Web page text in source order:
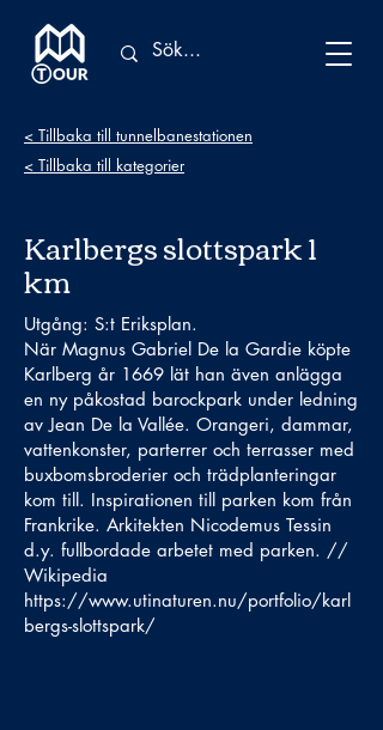
< Tillbaka till tunnelbanestationen
< Tillbaka till kategorier
Karlbergs slottspark 1
km
Utgång: S:t Eriksplan.
När Magnus Gabriel De la Gardie köpte
Karlberg år 1669 lät han även anlägga
en ny påkostad barockpark under ledning
av Jean De la Vallée. Orangeri, dammar,
vattenkonster, parterrer och terrasser med
buxbomsbroderier och trädplanteringar
kom till. Inspirationen till parken kom från
Frankrike. Arkitekten Nicodemus Tessin
d.y. fullbordade arbetet med parken. //
Wikipedia
https://www.utinaturen.nu/portfolio/karl
bergs-slottspark/